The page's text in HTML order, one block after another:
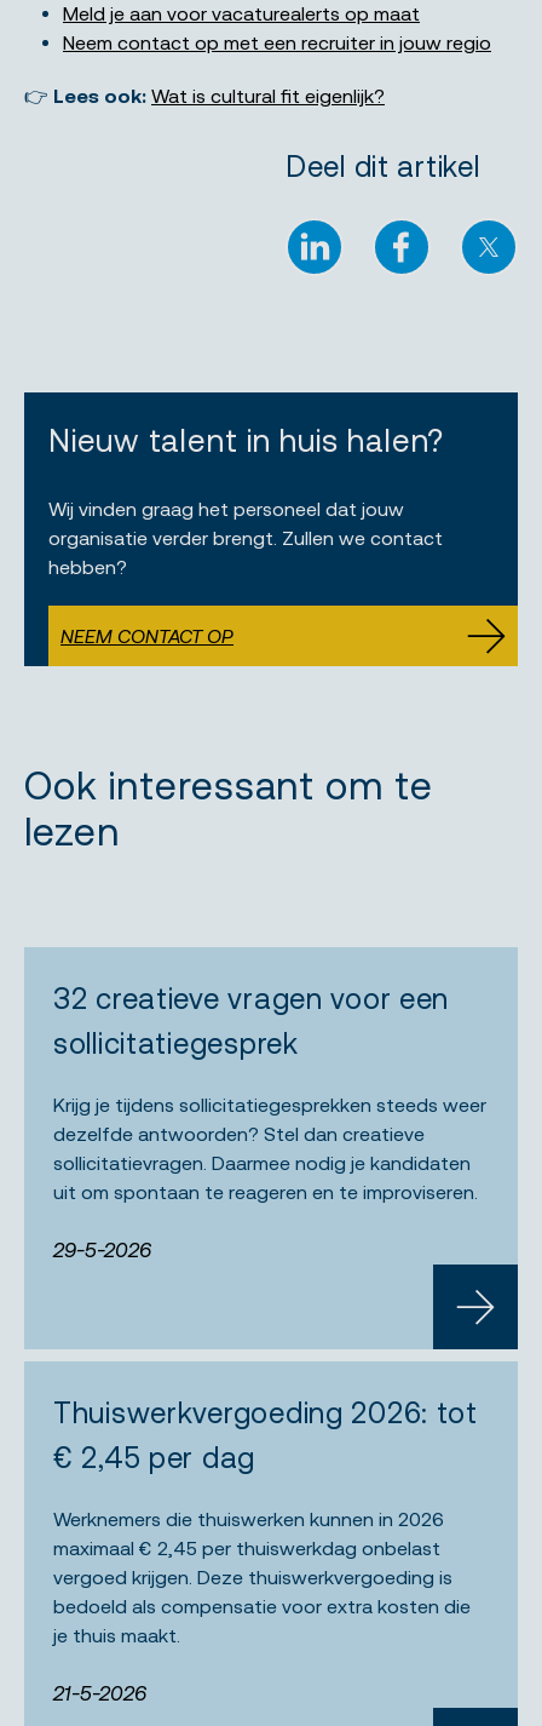
Meld je aan voor vacaturealerts op maat
Neem contact op met een recruiter in jouw regio
👉 Lees ook: Wat is cultural fit eigenlijk?
Deel dit artikel
LinkedIn FacebookX
Nieuw talent in huis halen?
Wij vinden graag het personeel dat jouw
organisatie verder brengt. Zullen we contact
hebben?
NEEM CONTACT OP
Ook interessant om te
lezen
32 creatieve vragen voor een
sollicitatiegesprek
Krijg je tijdens sollicitatiegesprekken steeds weer
dezelfde antwoorden? Stel dan creatieve
sollicitatievragen. Daarmee nodig je kandidaten
uit om spontaan te reageren en te improviseren.
29-5-2026
LEES
Thuiswerkvergoeding 2026: tot
€ 2,45 per dag
Werknemers die thuiswerken kunnen in 2026
maximaal € 2,45 per thuiswerkdag onbelast
vergoed krijgen. Deze thuiswerkvergoeding is
bedoeld als compensatie voor extra kosten die
je thuis maakt.
21-5-2026